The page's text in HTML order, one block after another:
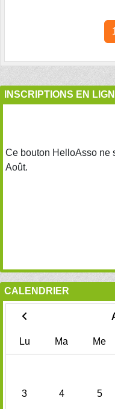
INSCRIPTIONS EN
Ce bouton HelloAsso ne
Août.
CALENDRIER
Lu Ma Me
3 4 5